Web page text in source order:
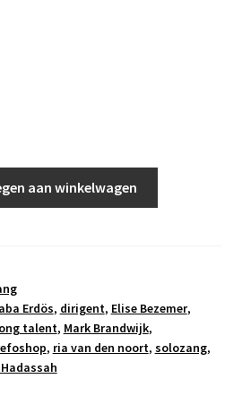
aan winkelwagen
Erdös, dirigent, Elise Bezemer,
talent, Mark Brandwijk,
, ria van den noort, solozang,